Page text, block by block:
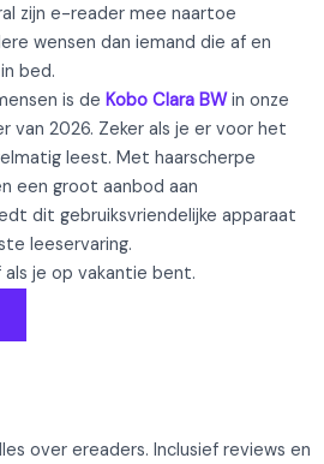
zijn e-reader mee naartoe
wensen dan iemand die af en
bed.
is de Kobo Clara BWin onze
van 2026. Zeker als je er voor het
leest. Met haarscherpe
een groot aanbod aan
dit gebruiksvriendelijke apparaat
leeservaring.
als je op vakantie bent.
over ereaders. Inclusief reviews en